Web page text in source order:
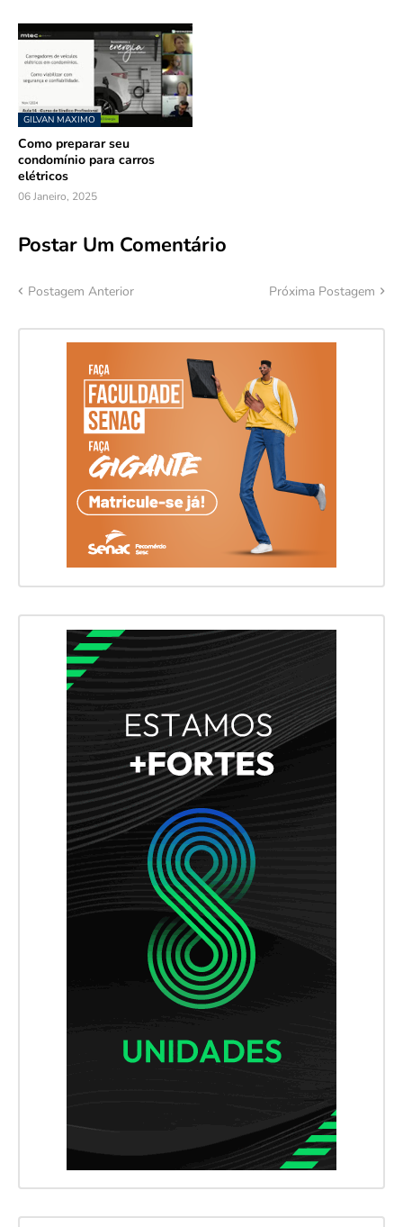
GILVAN MAXIMO
Como preparar seu
condomínio para carros
elétricos
06 Janeiro, 2025
Postar Um Comentário
Postagem Anterior Próxima Postagem